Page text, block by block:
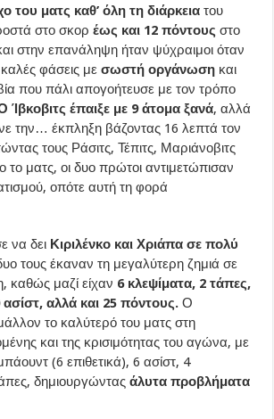
του ματς καθ’ όλη τη διάρκεια του
στο σκορ έως και 12 πόντουςστο
στην επανάληψη ήταν ψύχραιμοι όταν
φάσεις με σωστή οργάνωση και
που πάλι απογοήτευσε με τον τρόπο
Ίβκοβιτς έπαιξε με 9 άτομα ξανά, αλλά
την… έκπληξη βάζοντας 16 λεπτά τον
τους Ράσιτς, Τέπιτς, Μαριάνοβιτς
ματς, οι δυο πρώτοι αντιμετώπισαν
οπότε αυτή τη φορά
να δει Κιριλένκο και Χριάπα σε πολύ
τους έκαναν τη μεγαλύτερη ζημιά σε
καθώς μαζί είχαν 6 κλεψίματα, 2 τάπες,
αλλά και 25 πόντους. Ο
το καλύτερό του ματς στη
και της κρισιμότητας του αγώνα, με
(6 επιθετικά), 6 ασίστ, 4
δημιουργώνταςάλυτα προβλήματα